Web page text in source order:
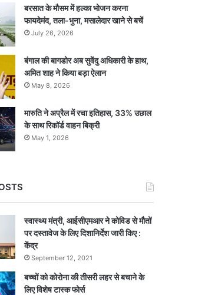
बरसात के मौसम में हल्का भोजन करना
फायदेमंद, तला-भुना, मसालेदार खाने से बचें
July 26, 2026
बंगाल की बागडोर अब सुवेंदु अधिकारी के हाथ,
अमित शाह ने किया बड़ा ऐलान
May 8, 2026
मारुति ने अप्रैल में रचा इतिहास, 33% उछाल
के साथ रिकॉर्ड वाहन बिक्री
May 1, 2026
स्वास्थ्य मंत्री, आईसीएमआर ने कोविड से मौतों
पर दस्तावेज के लिए दिशानिर्देश जारी किए :
केंद्र
September 12, 2021
बच्चों को कोरोना की तीसरी लहर से बचाने के
लिए विशेष टास्क फोर्स